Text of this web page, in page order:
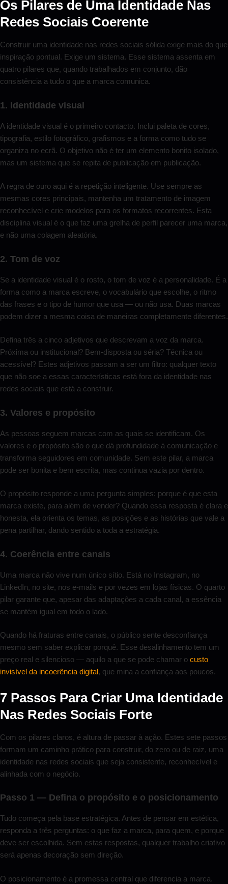
Os Pilares de Uma Identidade Nas
Redes Sociais Coerente
Construir uma identidade nas redes sociais sólida exige mais do que
inspiração pontual. Exige um sistema. Esse sistema assenta em
quatro pilares que, quando trabalhados em conjunto, dão
consistência a tudo o que a marca comunica.
1. Identidade visual
A identidade visual é o primeiro contacto. Inclui paleta de cores,
tipografia, estilo fotográfico, grafismos e a forma como tudo se
organiza no ecrã. O objetivo não é ter um elemento bonito isolado,
mas um sistema que se repita de publicação em publicação.
A regra de ouro aqui é a repetição inteligente. Use sempre as
mesmas cores principais, mantenha um tratamento de imagem
reconhecível e crie modelos para os formatos recorrentes. Esta
disciplina visual é o que faz uma grelha de perfil parecer uma marca,
e não uma colagem aleatória.
2. Tom de voz
Se a identidade visual é o rosto, o tom de voz é a personalidade. É a
forma como a marca escreve, o vocabulário que escolhe, o ritmo
das frases e o tipo de humor que usa — ou não usa. Duas marcas
podem dizer a mesma coisa de maneiras completamente diferentes.
Defina três a cinco adjetivos que descrevam a voz da marca.
Próxima ou institucional? Bem-disposta ou séria? Técnica ou
acessível? Estes adjetivos passam a ser um filtro: qualquer texto
que não soe a essas características está fora da identidade nas
redes sociais que está a construir.
3. Valores e propósito
As pessoas seguem marcas com as quais se identificam. Os
valores e o propósito são o que dá profundidade à comunicação e
transforma seguidores em comunidade. Sem este pilar, a marca
pode ser bonita e bem escrita, mas continua vazia por dentro.
O propósito responde a uma pergunta simples: porque é que esta
marca existe, para além de vender? Quando essa resposta é clara e
honesta, ela orienta os temas, as posições e as histórias que vale a
pena partilhar, dando sentido a toda a estratégia.
4. Coerência entre canais
Uma marca não vive num único sítio. Está no Instagram, no
LinkedIn, no site, nos e-mails e por vezes em lojas físicas. O quarto
pilar garante que, apesar das adaptações a cada canal, a essência
se mantém igual em todo o lado.
Quando há fraturas entre canais, o público sente desconfiança
mesmo sem saber explicar porquê. Esse desalinhamento tem um
preço real e silencioso — aquilo a que se pode chamar o custo
invisível da incoerência digital, que mina a confiança aos poucos.
7 Passos Para Criar Uma Identidade
Nas Redes Sociais Forte
Com os pilares claros, é altura de passar à ação. Estes sete passos
formam um caminho prático para construir, do zero ou de raiz, uma
identidade nas redes sociais que seja consistente, reconhecível e
alinhada com o negócio.
Passo 1 — Defina o propósito e o posicionamento
Tudo começa pela base estratégica. Antes de pensar em estética,
responda a três perguntas: o que faz a marca, para quem, e porque
deve ser escolhida. Sem estas respostas, qualquer trabalho criativo
será apenas decoração sem direção.
O posicionamento é a promessa central que diferencia a marca.